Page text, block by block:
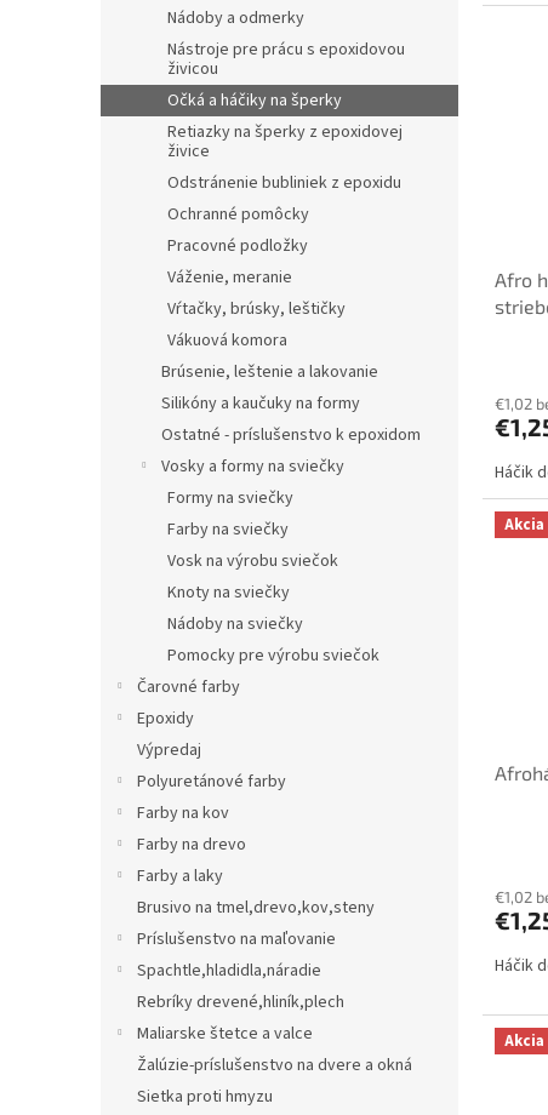
Nádoby a odmerky
Nástroje pre prácu s epoxidovou
živicou
Očká a háčiky na šperky
Retiazky na šperky z epoxidovej
živice
Odstránenie bubliniek z epoxidu
Ochranné pomôcky
Pracovné podložky
Váženie, meranie
Vŕtačky, brúsky, leštičky
Vákuová komora
Brúsenie, leštenie a lakovanie
Silikóny a kaučuky na formy
Ostatné - príslušenstvo k epoxidom
Vosky a formy na sviečky
Formy na sviečky
Farby na sviečky
Vosk na výrobu sviečok
Knoty na sviečky
Nádoby na sviečky
Pomocky pre výrobu sviečok
Čarovné farby
Epoxidy
Výpredaj
Polyuretánové farby
Farby na kov
Farby na drevo
Farby a laky
Brusivo na tmel,drevo,kov,steny
Príslušenstvo na maľovanie
Spachtle,hladidla,náradie
Rebríky drevené,hliník,plech
Maliarske štetce a valce
Žalúzie-príslušenstvo na dvere a okná
Sietka proti hmyzu
Afro
€1,02
Háčik
Akcia
€1,02
Háčik
Akcia